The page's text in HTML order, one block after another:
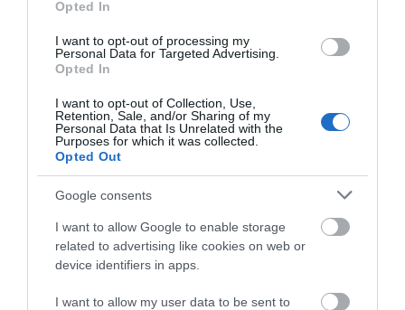
Opted In
I want to opt-out of processing my
Personal Data for Targeted Advertising.
Opted In
I want to opt-out of Collection, Use,
Retention, Sale, and/or Sharing of my
Personal Data that Is Unrelated with the
Purposes for which it was collected.
Opted Out
Google consents
I want to allow Google to enable storage
related to advertising like cookies on web or
device identifiers in apps.
I want to allow my user data to be sent to
Κάνεις δεν ξεχνά τι έζησε η
Εύβοια πριν πέντε χρόνια
08.08.2026 | 19:00
Σε δημοπρασία η μπάλα των
ιστορικών γκολ του Μαραντόνα
Αγανάκτηση σε χωριό της
Εύβοιας: Μένουν κάθε μέρα χωρίς
νερό – Σοβαρή καταγγελία
Φωτιά στην Εύβοια σε
ξερά χόρτα
Εύβοια! Η Ιερά Μονή
Οσίου Δαυΐδ έλαμψε
της Μεταμορφώσεως